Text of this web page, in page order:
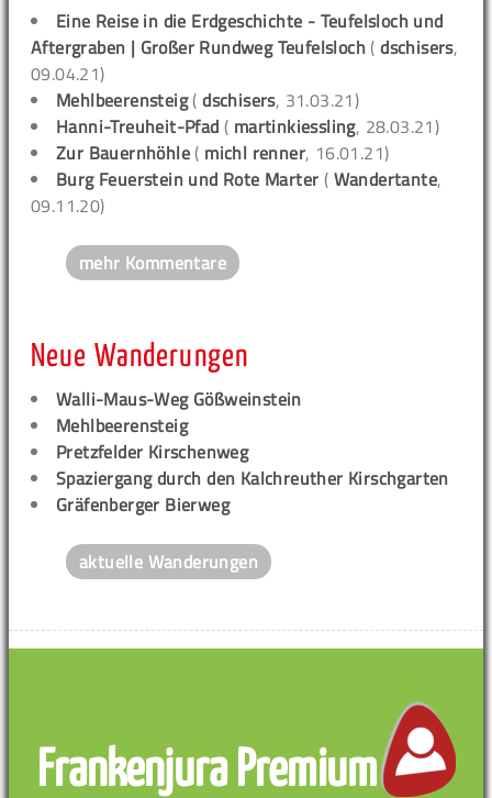
Eine Reise in die Erdgeschichte - Teufelsloch und
Aftergraben | Großer Rundweg Teufelsloch (dschisers,
09.04.21)
Mehlbeerensteig(dschisers, 31.03.21)
Hanni-Treuheit-Pfad ( martinkiessling, 28.03.21)
Zur Bauernhöhle ( michl renner, 16.01.21)
Burg Feuerstein und Rote Marter ( Wandertante,
09.11.20)
mehr Kommentare
Neue Wanderungen
Walli-Maus-Weg Gößweinstein
Mehlbeerensteig
Pretzfelder Kirschenweg
Spaziergang durch den Kalchreuther Kirschgarten
Gräfenberger Bierweg
aktuelle Wanderungen
Frankenjura Premium